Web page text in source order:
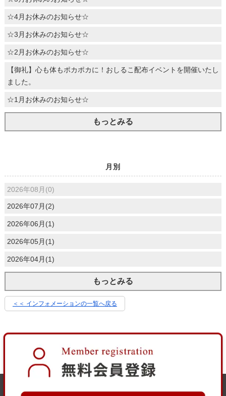
☆4月お休みのお知らせ☆
☆3月お休みのお知らせ☆
☆2月お休みのお知らせ☆
【御礼】心も体もポカポカに！おしるこ配布イベントを開催いたし
ました。
☆1月お休みのお知らせ☆
もっとみる
月別
2026年08月(0)
2026年07月(2)
2026年06月(1)
2026年05月(1)
2026年04月(1)
もっとみる
＜＜ インフォメーションの一覧へ戻る